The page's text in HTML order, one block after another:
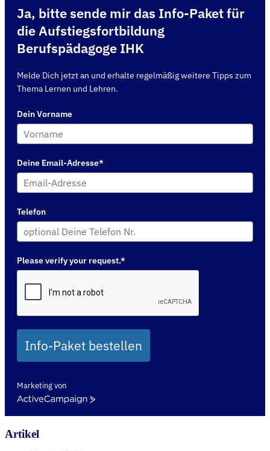
Ja, bitte sende mir das Info-Paket für
die Aufstiegsfortbildung
Berufspädagoge IHK
Melde Dich jetzt an und erhalte regelmäßig weitere Tipps zum
Thema Lernen und Lehren.
Dein Vorname
Deine Email-Adresse*
Telefon
Please verify your request.*
Info-Paket bestellen
Marketing von
ActiveCampaign
Artikel